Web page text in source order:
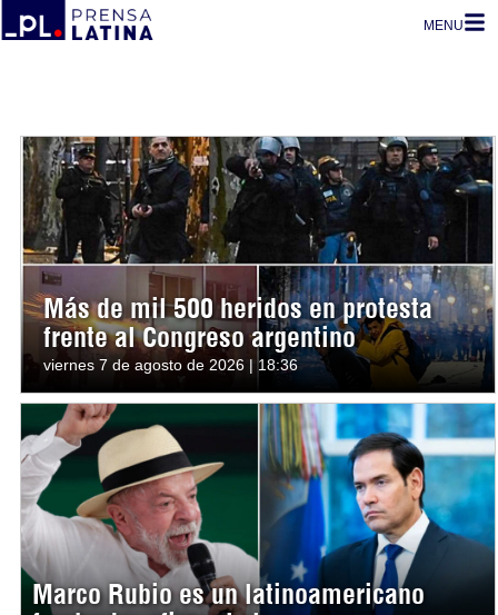
MENU
Más de mil 500 heridos en protesta
frente al Congreso argentino
viernes 7 de agosto de 2026 | 18:36
Marco Rubio es un latinoamericano